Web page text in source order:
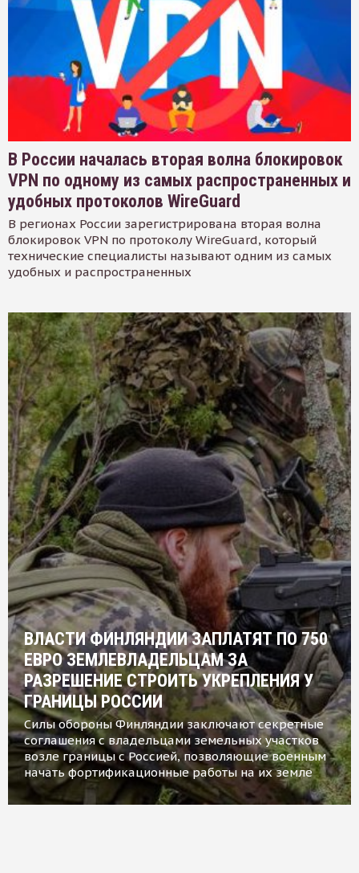
В России началась вторая волна блокировок
VPN по одному из самых распространенных и
удобных протоколов WireGuard
В регионах России зарегистрирована вторая волна
блокировок VPN по протоколу WireGuard, который
технические специалисты называют одним из самых
удобных и распространенных
ВЛАСТИ ФИНЛЯНДИИ ЗАПЛАТЯТ ПО 750
ЕВРО ЗЕМЛЕВЛАДЕЛЬЦАМ ЗА
РАЗРЕШЕНИЕ СТРОИТЬ УКРЕПЛЕНИЯ У
ГРАНИЦЫ РОССИИ
Силы обороны Финляндии заключают секретные
соглашения с владельцами земельных участков
возле границы с Россией, позволяющие военным
начать фортификационные работы на их земле